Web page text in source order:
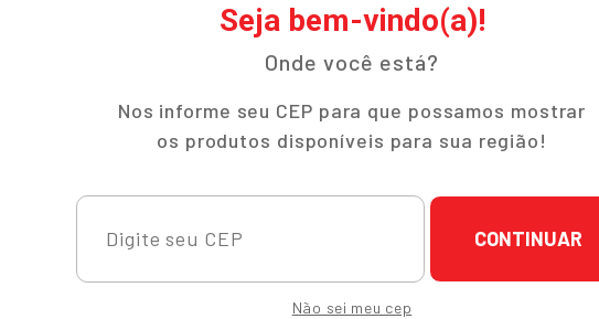
Seja bem-vindo(a)!
Onde você está?
Nos informe seu CEP para que possamos mostrar
os produtos disponíveis para sua região!
CONTINUAR
Não sei meu cep
Institucional Ajuda e Suporte